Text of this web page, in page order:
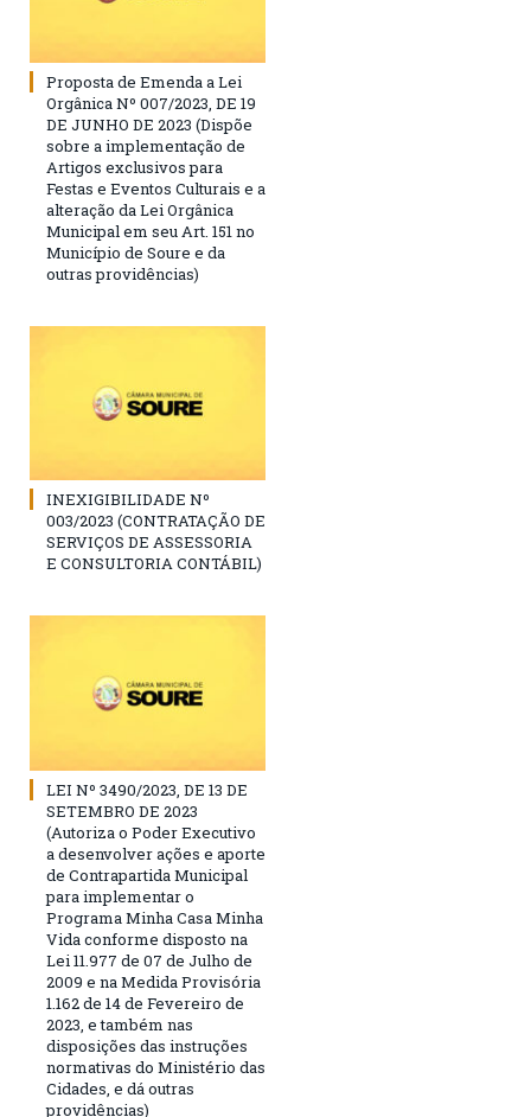
Proposta de Emenda a Lei
Orgânica Nº 007/2023, DE 19
DE JUNHO DE 2023 (Dispõe
sobre a implementação de
Artigos exclusivos para
Festas e Eventos Culturais e a
alteração da Lei Orgânica
Municipal em seu Art. 151 no
Município de Soure e da
outras providências)
INEXIGIBILIDADE Nº
003/2023 (CONTRATAÇÃO DE
SERVIÇOS DE ASSESSORIA
E CONSULTORIA CONTÁBIL)
LEI Nº 3490/2023, DE 13 DE
SETEMBRO DE 2023
(Autoriza o Poder Executivo
a desenvolver ações e aporte
de Contrapartida Municipal
para implementar o
Programa Minha Casa Minha
Vida conforme disposto na
Lei 11.977 de 07 de Julho de
2009 e na Medida Provisória
1.162 de 14 de Fevereiro de
2023, e também nas
disposições das instruções
normativas do Ministério das
Cidades, e dá outras
providências)